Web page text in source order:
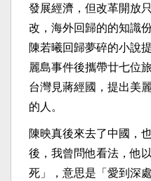
發展經濟，但改革開放
改，海外回歸的的知識
陳若曦回歸夢碎的小說
麗島事件後攜帶廿七位
台灣見蔣經國，提出美
的人。
陳映真後來去了中國，
後，我曾問他看法，他
死」，意思是「愛到深